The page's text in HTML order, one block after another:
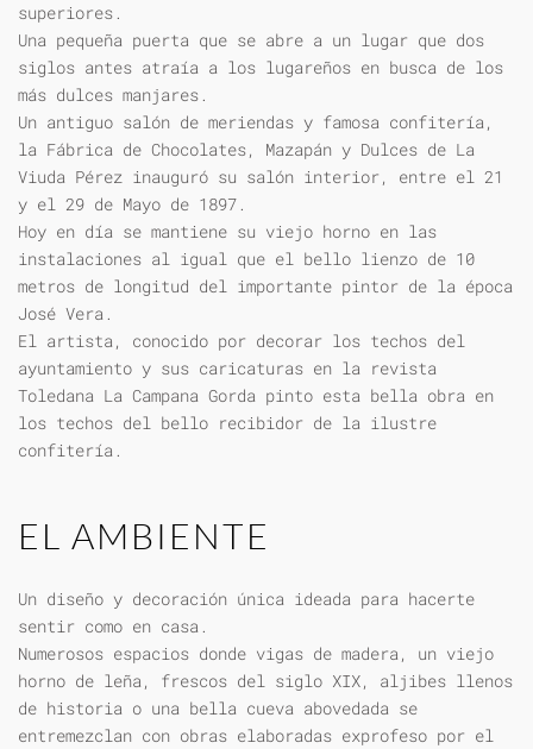
superiores.
Una pequeña puerta que se abre a un lugar que dos
siglos antes atraía a los lugareños en busca de los
más dulces manjares.
Un antiguo salón de meriendas y famosa confitería,
la Fábrica de Chocolates, Mazapán y Dulces de La
Viuda Pérez inauguró su salón interior, entre el 21
y el 29 de Mayo de 1897.
Hoy en día se mantiene su viejo horno en las
instalaciones al igual que el bello lienzo de 10
metros de longitud del importante pintor de la época
José Vera.
El artista, conocido por decorar los techos del
ayuntamiento y sus caricaturas en la revista
Toledana La Campana Gorda pinto esta bella obra en
los techos del bello recibidor de la ilustre
confitería.
EL AMBIENTE
Un diseño y decoración única ideada para hacerte
sentir como en casa.
Numerosos espacios donde vigas de madera, un viejo
horno de leña, frescos del siglo XIX, aljibes llenos
de historia o una bella cueva abovedada se
entremezclan con obras elaboradas exprofeso por el